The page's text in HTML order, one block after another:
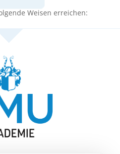
Weisen erreichen: